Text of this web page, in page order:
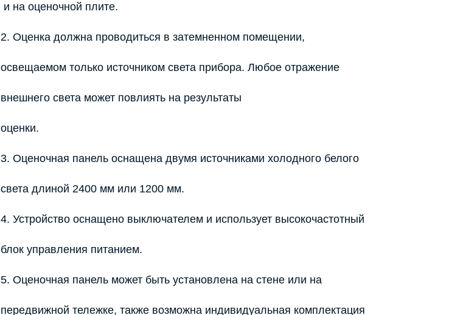
и на оценочной плите.
2. Оценка должна проводиться в затемненном помещении,
освещаемом только источником света прибора. Любое отражение
внешнего света может повлиять на результаты
оценки.
3. Оценочная панель оснащена двумя источниками холодного белого
света длиной 2400 мм или 1200 мм.
4. Устройство оснащено выключателем и использует высокочастотный
блок управления питанием.
5. Оценочная панель может быть установлена на стене или на
передвижной тележке, также возможна индивидуальная комплектация